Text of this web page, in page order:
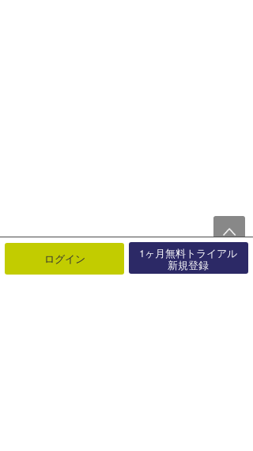
ログイン 1ヶ月無料トライアル
新規登録